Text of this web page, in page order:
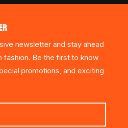
newsletter and stay ahead
fashion. Be the first to know
promotions, and exciting